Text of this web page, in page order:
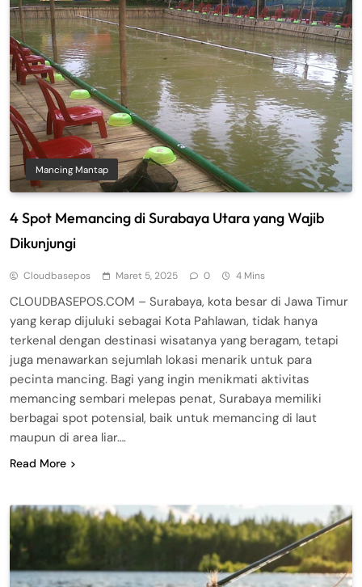
Mancing Mantap
4 Spot Memancing di Surabaya Utara yang Wajib
Dikunjungi
Cloudbasepos Maret 5, 2025 0 4 Mins
CLOUDBASEPOS.COM – Surabaya, kota besar di Jawa Timur
yang kerap dijuluki sebagai Kota Pahlawan, tidak hanya
terkenal dengan destinasi wisatanya yang beragam, tetapi
juga menawarkan sejumlah lokasi menarik untuk para
pecinta mancing. Bagi yang ingin menikmati aktivitas
memancing sembari melepas penat, Surabaya memiliki
berbagai spot potensial, baik untuk memancing di laut
maupun di area liar….
Read More